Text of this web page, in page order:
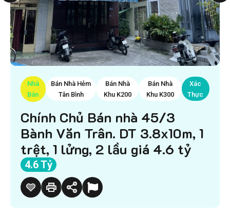
Nhà
Bán
Bán Nhà Hẻm
Tân Bình
Bán Nhà
Khu K200
Bán Nhà
Khu K300
Xác
Thực
Chính Chủ Bán nhà 45/3
Bành Văn Trân. DT 3.8x10m, 1
trệt, 1 lửng, 2 lầu giá 4.6 tỷ
4.6 Tỷ